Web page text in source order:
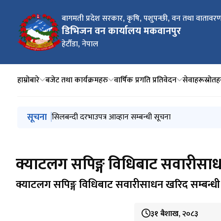
बागमती प्रदेश सरकार, कृषि, पशुपन्छी, वन तथा
डिभिजन वन कार्यालय मकवानपुर
हेटौँडा, नेपाल
हाम्रोबारे बजेट तथा कार्यक्रमहरु वार्षिक प्रगति प्रतिवेदन सेवाहरू
मुख्य नेभिगेसनमा जानुहोस्
सूचना क्याटलग सपिङ्ग विधिबाट सवारीसाधन खरिद सम्बन्धी
सिलबन्दी दरभाउपत्र आव्हान सम्बन्धी सूचना
२८ औँ भूकम्प दिवस, २०८२
समृद्धिका लागि वन, हरित उद्यमको लागि ऋण प्रवाह
सम्पत्ति विवरण बुझाउने सम्बन्धी सूचना
क्याटलग सपिङ्ग विधिबाट
क्याटलग सपिङ्ग विधिबाट सवारीसाधन खरिद
३१ बैशाख, २०८३